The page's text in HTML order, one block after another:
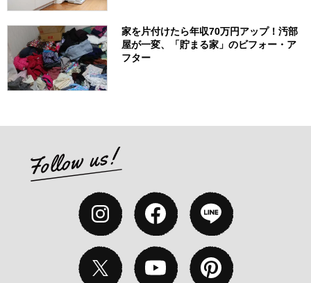
家を片付けたら年収70万円アップ！汚部
屋が一変、「貯まる家」のビフォー・ア
フター